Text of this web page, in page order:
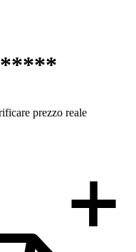
*****
prezzo reale